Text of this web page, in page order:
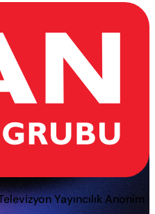
Yayıncılık Anonim